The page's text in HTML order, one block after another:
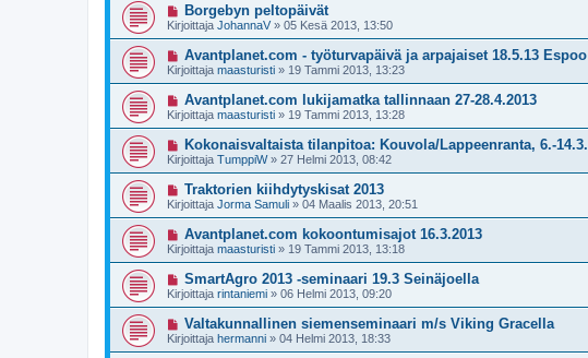
Borgebyn peltopäivät
Kirjoittaja JohannaV » 05 Kesä 2013, 13:50
Avantplanet.com - työturvapäivä ja arpajaiset 18.5.13 Espoo
Kirjoittaja maasturisti » 19 Tammi 2013, 13:23
Avantplanet.com lukijamatka tallinnaan 27-28.4.2013
Kirjoittaja maasturisti » 19 Tammi 2013, 13:28
Kokonaisvaltaista tilanpitoa: Kouvola/Lappeenranta, 6.-14.3.
Kirjoittaja TumppiW» 27 Helmi 2013, 08:42
Traktorien kiihdytyskisat 2013
Kirjoittaja Jorma Samuli » 04 Maalis 2013, 20:51
Avantplanet.com kokoontumisajot 16.3.2013
Kirjoittaja maasturisti » 19 Tammi 2013, 13:18
SmartAgro 2013 -seminaari 19.3 Seinäjoella
Kirjoittaja rintaniemi » 06 Helmi 2013, 09:20
Valtakunnallinen siemenseminaari m/s Viking Gracella
Kirjoittaja hermanni » 04 Helmi 2013, 18:33